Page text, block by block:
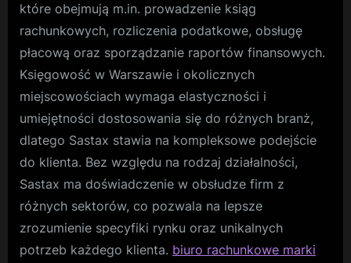
które obejmują m.in. prowadzenie ksiąg
rachunkowych, rozliczenia podatkowe, obsługę
płacową oraz sporządzanie raportów finansowych.
Księgowość w Warszawie i okolicznych
miejscowościach wymaga elastyczności i
umiejętności dostosowania się do różnych branż,
dlatego Sastax stawia na kompleksowe podejście
do klienta. Bez względu na rodzaj działalności,
Sastax ma doświadczenie w obsłudze firm z
różnych sektorów, co pozwala na lepsze
zrozumienie specyfiki rynku oraz unikalnych
potrzeb każdego klienta. biuro rachunkowe marki